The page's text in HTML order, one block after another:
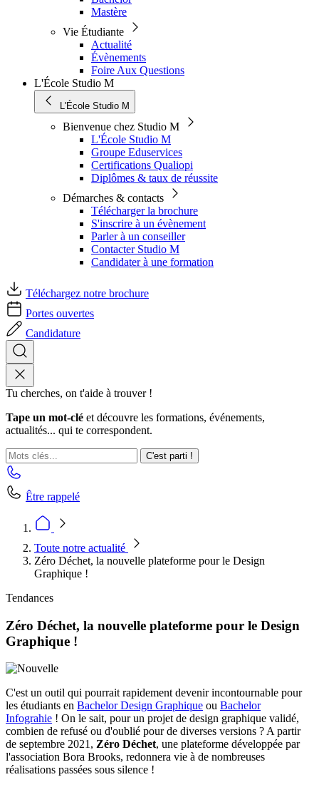
Mastère
Vie Étudiante
Actualité
Évènements
Foire Aux Questions
L'École Studio M
L'École Studio M
Bienvenue chez Studio M
L'École Studio M
Groupe Eduservices
Certifications Qualiopi
Diplômes & taux de réussite
Démarches & contacts
Télécharger la brochure
S'inscrire à un évènement
Parler à un conseiller
Contacter Studio M
Candidater à une formation
Téléchargez notre brochure
Portes ouvertes
Candidature
Tu cherches, on t'aide à trouver !
Tape un mot-clé et découvre les formations, événements,
actualités... qui te correspondent.
C'est parti !
Être rappelé
Toute notre actualité
Zéro Déchet, la nouvelle plateforme pour le Design
Graphique !
Tendances
Zéro Déchet, la nouvelle plateforme pour le Design
Graphique !
C'est un outil qui pourrait rapidement devenir incontournable pour
les étudiants en Bachelor Design Graphique ou Bachelor
Infograhie ! On le sait, pour un projet de design graphique validé,
combien de refusé ou d'oublié pour de diverses versions ? A partir
de septembre 2021, Zéro Déchet, une plateforme développée par
l'association Bora Brooks, redonnera vie à de nombreuses
réalisations passées sous silence !